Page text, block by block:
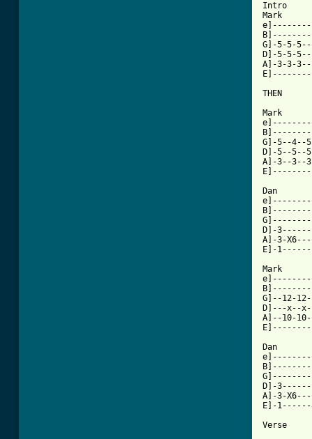
Intro
Mark
G]-5-5-
D]-5-5-
A]-3-3-
THEN
Mark
G]-5--
D]-5--
A]-3--
Dan
D]-
A]-3-
E]-
Mark
G]--12-
D]---x--
A]--10-
Dan
D]-
A]-3-
E]-
Verse